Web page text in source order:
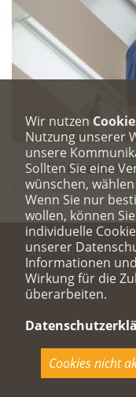
Individuelle
Start Login
Wir nutzen
Nutzung unserer
unsere
Sollten Sie eine
wünschen, wählen
Wenn Sie nur
wollen, können
individuelle
unserer
Informationen
Wirkung für die
überarbeiten.
Cookies nicht